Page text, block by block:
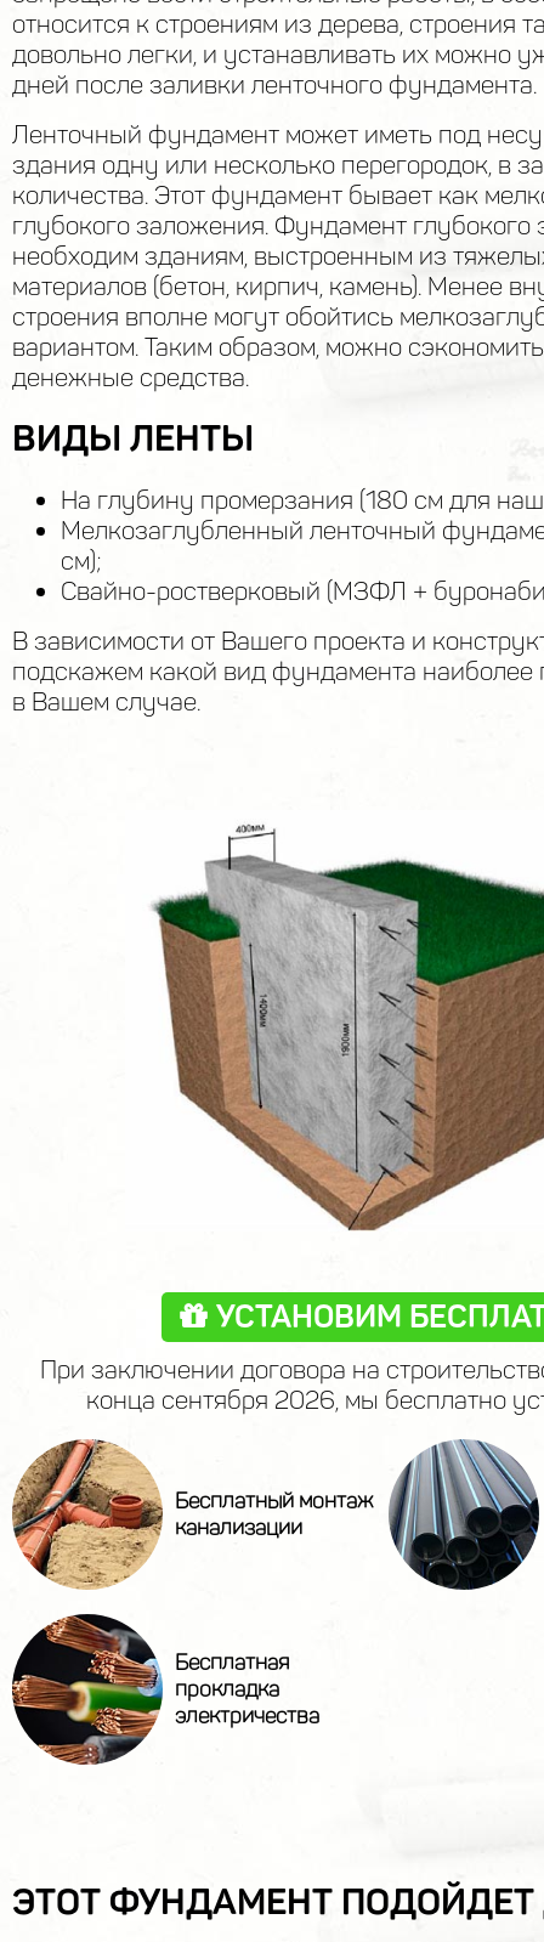
относится к строениям из дерева, строения
довольно легки, и устанавливать их можно
дней после заливки ленточного фундамента.
Ленточный фундамент может иметь под
здания одну или несколько перегородок, в
количества. Этот фундамент бывает как
глубокого заложения. Фундамент глубокого
необходим зданиям, выстроенным из
материалов (бетон, кирпич, камень). Менее
строения вполне могут обойтись
вариантом. Таким образом, можно
денежные средства.
ВИДЫ ЛЕНТЫ
На глубину промерзания (180 см для
Мелкозаглубленный ленточный
см);
Свайно-ростверковый (МЗФЛ +
В зависимости от Вашего проекта и
подскажем какой вид фундамента наиболее
в Вашем случае.
УСТАНОВИМ
При заключении договора на
конца сентября 2026, мы бесплатно
Бесплатный монтаж
канализации
Бесплатная
прокладка
электричества
ЭТОТ ФУНДАМЕНТ